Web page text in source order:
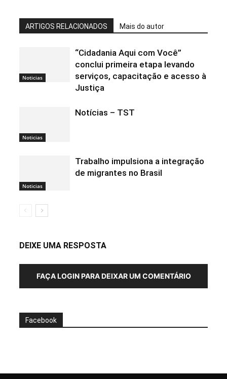
ARTIGOS RELACIONADOS Mais do autor
Noticias
“Cidadania Aqui com Você”
conclui primeira etapa levando
serviços, capacitação e acesso à
Justiça
Noticias
Notícias – TST
Noticias
Trabalho impulsiona a integração
de migrantes no Brasil
DEIXE UMA RESPOSTA
FAÇA LOGIN PARA DEIXAR UM COMENTÁRIO
Facebook